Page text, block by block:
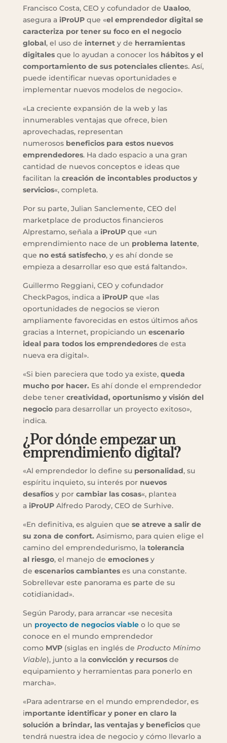
Francisco Costa, CEO y cofundador de Uaaloo,
asegura a iProUPque «el emprendedor digital se
caracteriza por tener su foco en el negocio
global, el uso de internet y de herramientas
digitales que lo ayudan a conocer los hábitos y el
comportamiento de sus potenciales clientes. Así,
puede identificar nuevas oportunidades e
implementar nuevos modelos de negocio».
«La creciente expansión de la web y las
innumerables ventajas que ofrece, bien
aprovechadas, representan
numerosos beneficios para estos nuevos
emprendedores. Ha dado espacio a una gran
cantidad de nuevos conceptos e ideas que
facilitan la creación de incontables productos y
servicios«, completa.
Por su parte, Julian Sanclemente, CEO del
marketplace de productos financieros
Alprestamo, señala a iProUP que «un
emprendimiento nace de un problema latente,
que no está satisfecho, y es ahí donde se
empieza a desarrollar eso que está faltando».
Guillermo Reggiani, CEO y cofundador
CheckPagos, indica a iProUP que «las
oportunidades de negocios se vieron
ampliamente favorecidas en estos últimos años
gracias a Internet, propiciando un escenario
ideal para todos los emprendedores de esta
nueva era digital».
«Si bien pareciera que todo ya existe, queda
mucho por hacer. Es ahí donde el emprendedor
debe tener creatividad, oportunismo y visión del
negocio para desarrollar un proyecto exitoso»,
indica.
¿Por dónde empezar un
emprendimiento digital?
«Al emprendedor lo define su personalidad, su
espíritu inquieto, su interés por nuevos
desafíosy por cambiar las cosas«, plantea
a iProUP Alfredo Parody, CEO de Surhive.
«En definitiva, es alguien que se atreve a salir de
su zona de confort. Asimismo, para quien elige el
camino del emprendedurismo, la tolerancia
al riesgo, el manejo de emocionesy
de escenarios cambianteses una constante.
Sobrellevar este panorama es parte de su
cotidianidad».
Según Parody, para arrancar «se necesita
un proyecto de negocios viableo lo que se
conoce en el mundo emprendedor
como MVP(siglas en inglés de Producto Mínimo
Viable), junto a la convicción y recursosde
equipamiento y herramientas para ponerlo en
marcha».
«Para adentrarse en el mundo emprendedor, es
importante identificar y poner en claro la
solución a brindar, las ventajas y beneficios que
tendrá nuestra idea de negocio y cómo llevarlo a